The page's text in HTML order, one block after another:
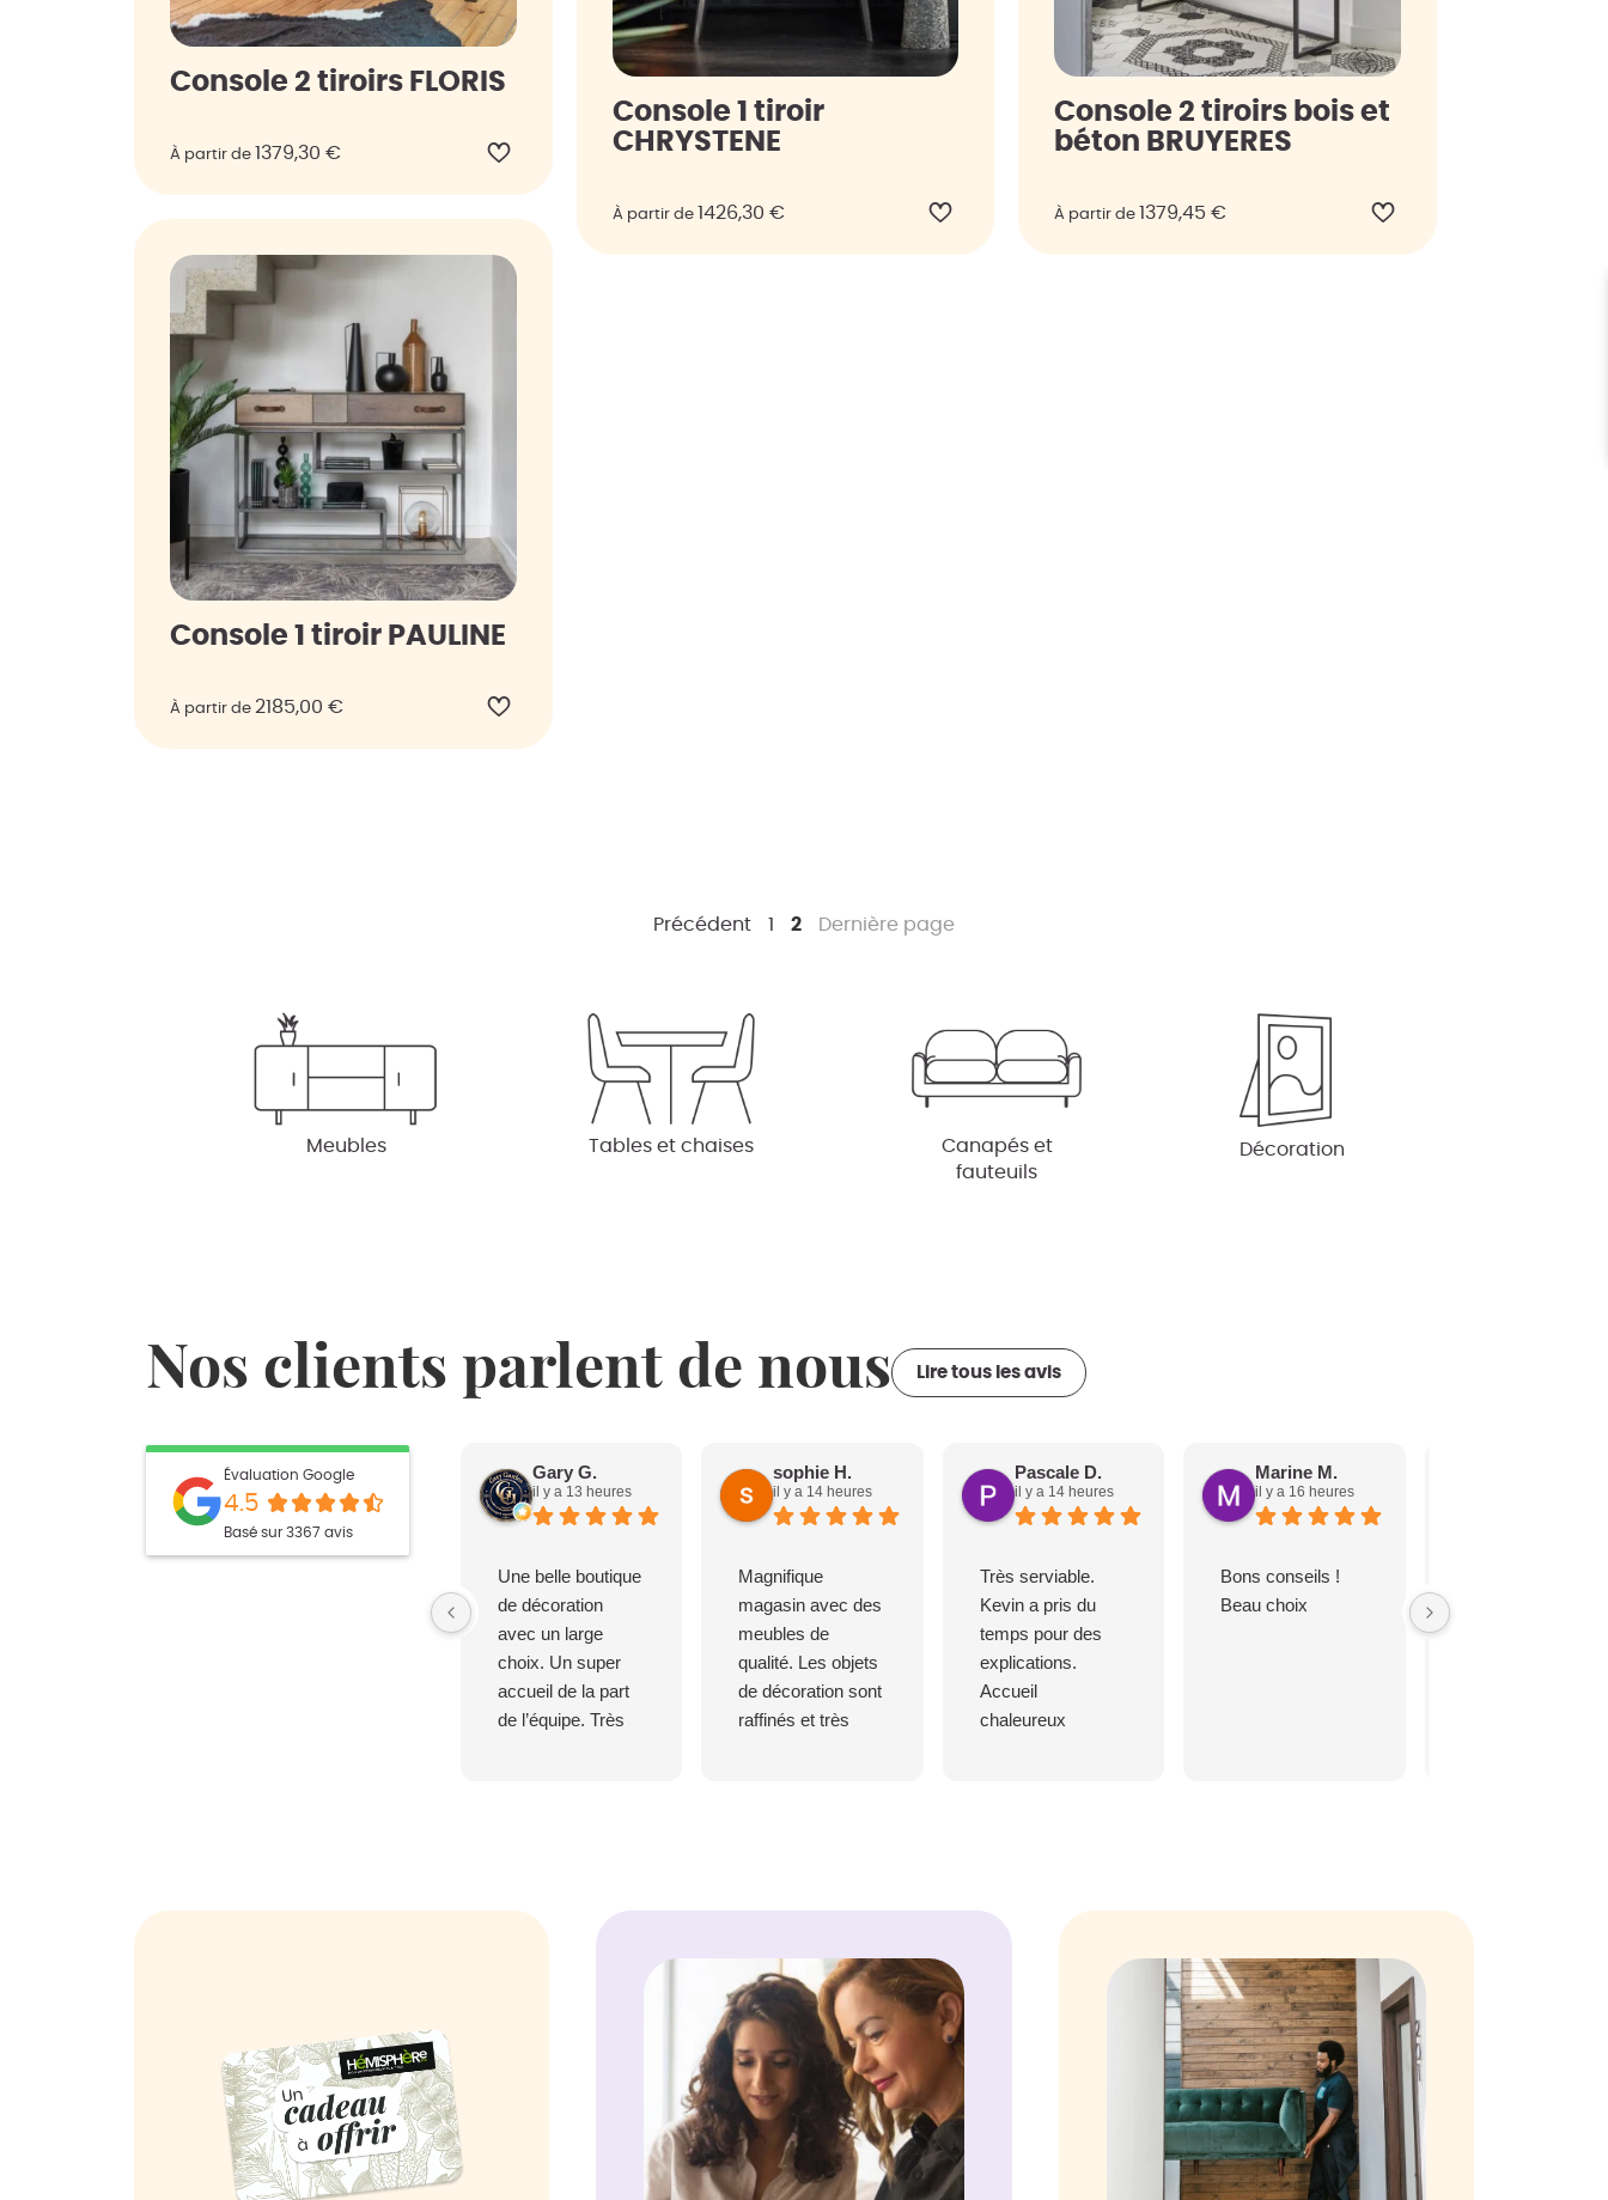
Console 2 tiroirs FLORIS
À partir de 1379,30 €
Console 1 tiroir
CHRYSTENE
À partir de 1426,30 €
Console 2 tiroirs bois et
béton BRUYERES
À partir de 1379,45€
Console 1 tiroir PAULINE
À partir de 2185,00 €
Précédent 1 2 Dernière page
Meubles Tables et chaises
Canapés et
fauteuils
Décoration
Nos clients parlent de nous Lire tous les avis
Évaluation Google
4.5
Basé sur 3367 avis
Gary G.
il y a 13 heures
Une belle boutique
de décoration
avec un large
choix. Un super
accueil de la part
de l’équipe. Très
sophie H.
il y a 14 heures
Magnifique
magasin avec des
meubles de
qualité. Les objets
de décoration sont
raffinés et très
responsables qui
ont mis tout en
œuvre afin que je
sois livrée très
très rapidement. C
est sûr...je
reviendrai.
Pascale D.
il y a 14 heures
Très serviable.
Kevin a pris du
temps pour des
explications.
Accueil
chaleureux
Marine M.
il y a 16 heures
Bons conseils !
Beau choix